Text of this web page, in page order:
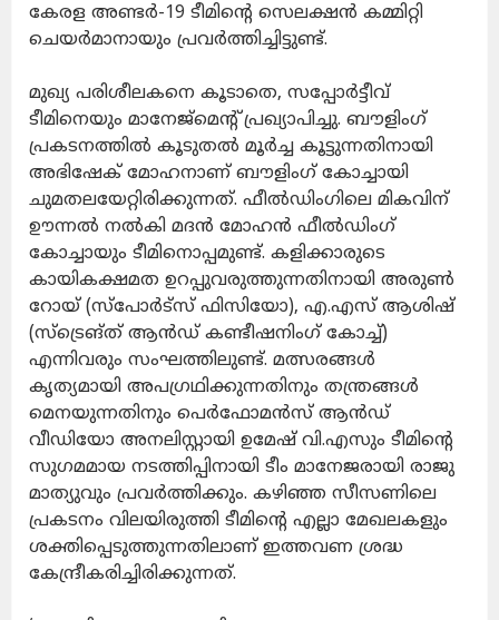
കേരള അണ്ടര്‍-19 ടീമിന്റെ സെലക്ഷന്‍ കമ്മിറ്റി
ചെയര്‍മാനായും പ്രവര്‍ത്തിച്ചിട്ടുണ്ട്.
മുഖ്യ പരിശീലകനെ കൂടാതെ, സപ്പോര്‍ട്ടീവ്
ടീമിനെയും മാനേജ്‌മെന്റ് പ്രഖ്യാപിച്ചു. ബൗളിംഗ്
പ്രകടനത്തില്‍ കൂടുതല്‍ മൂര്‍ച്ച കൂട്ടുന്നതിനായി
അഭിഷേക് മോഹനാണ് ബൗളിംഗ് കോച്ചായി
ചുമതലയേറ്റിരിക്കുന്നത്. ഫീല്‍ഡിംഗിലെ മികവിന്
ഊന്നല്‍ നല്‍കി മദന്‍ മോഹന്‍ ഫീല്‍ഡിംഗ്
കോച്ചായും ടീമിനൊപ്പമുണ്ട്. കളിക്കാരുടെ
കായികക്ഷമത ഉറപ്പുവരുത്തുന്നതിനായി അരുണ്‍
റോയ് (സ്‌പോര്‍ട്‌സ് ഫിസിയോ), എ.എസ് ആശിഷ്
(സ്‌ട്രെങ്ത് ആന്‍ഡ് കണ്ടീഷനിംഗ് കോച്ച്)
എന്നിവരും സംഘത്തിലുണ്ട്. മത്സരങ്ങള്‍
കൃത്യമായി അപഗ്രഥിക്കുന്നതിനും തന്ത്രങ്ങള്‍
മെനയുന്നതിനും പെര്‍ഫോമന്‍സ് ആന്‍ഡ്
വീഡിയോ അനലിസ്റ്റായി ഉമേഷ് വി.എസും ടീമിന്റെ
സുഗമമായ നടത്തിപ്പിനായി ടീം മാനേജരായി രാജു
മാത്യുവും പ്രവര്‍ത്തിക്കും. കഴിഞ്ഞ സീസണിലെ
പ്രകടനം വിലയിരുത്തി ടീമിന്റെ എല്ലാ മേഖലകളും
ശക്തിപ്പെടുത്തുന്നതിലാണ് ഇത്തവണ ശ്രദ്ധ
കേന്ദ്രീകരിച്ചിരിക്കുന്നത്.